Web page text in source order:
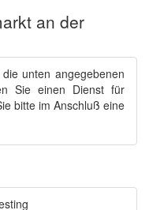
an der
unten angegebenen
Sie einen Dienst für
bitte im Anschluß eine